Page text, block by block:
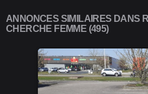
ANNONCES SIMILAIRES DANS
CHERCHE FEMME (495)